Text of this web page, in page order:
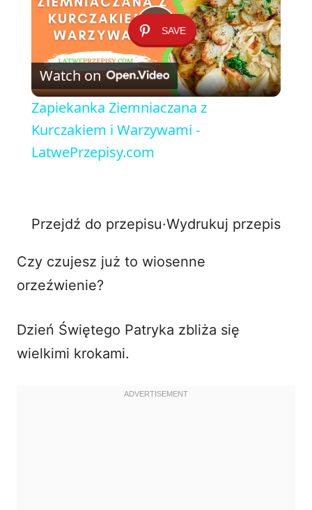
SAVE
P
l
a
V
i
e
Watch on
Zapiekanka Ziemniaczana z
Kurczakiem i Warzywami -
LatwePrzepisy.com
Przejdź do przepisu·Wydrukuj przepis
Czy czujesz już to wiosenne
orzeźwienie?
Dzień Świętego Patryka zbliża się
wielkimi krokami.